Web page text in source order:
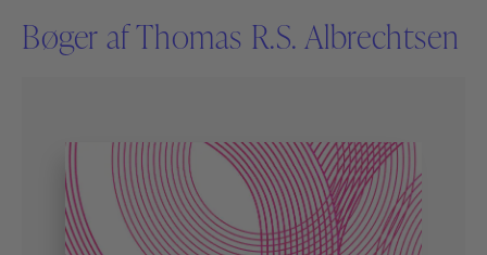
Bøger af Thomas R.S. Albrechtsen